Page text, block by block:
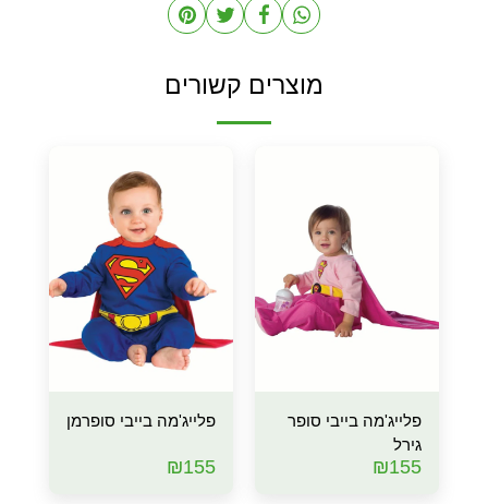
מוצרים קשורים
פלייג'מה בייבי סופר
גירל
₪155
פלייג'מה בייבי סופרמן
₪155